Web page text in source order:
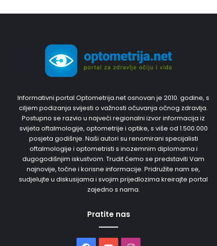
Informativni portal Optometrija.net osnovan je 2010. godine, s
ciljem podizanja svijesti o važnosti očuvanja očnog zdravlja.
Postupno se razvio u najveći regionalni izvor informacija iz
svijeta oftalmologije, optometrije i optike, s više od 1.500.000
posjeta godišnje. Naši autori su renomirani specijalisti
oftalmologije i optometristi s inozemnim diplomama i
dugogodišnjim iskustvom. Trudit ćemo se predstaviti Vam
najnovije, točne i korisne informacije. Pridružite nam se,
sudjelujte u diskusijama i svojim prijedlozima kreirajte portal
zajedno s nama.
Pratite nas